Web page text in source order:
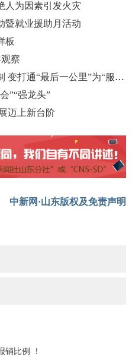
人为因素引发火灾
暨就业援助月活动
板
察
山东安丘创新公共文化服务机制 变打通“最后一公里”为“服务零距离”
”“强龙头”
迈上新台阶
中新网·山东版权及免责声明
销比例 ！